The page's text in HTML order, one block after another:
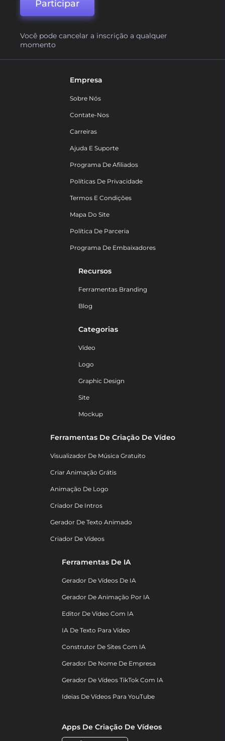
Participar
Você pode cancelar a inscrição a qualquer
momento
Empresa
Sobre Nós
Contate-Nos
Carreiras
Ajuda E Suporte
Programa De Afiliados
Políticas De Privacidade
Termos E Condições
Mapa Do Site
Política De Parceria
Programa De Embaixadores
Recursos
Ferramentas Branding
Blog
Categorias
Vídeo
Logo
Graphic Design
Site
Mockup
Ferramentas De Criação De Vídeo
Visualizador De Música Gratuito
Criar Animação Grátis
Animação De Logo
Criador De Intros
Gerador De Texto Animado
Criador De Vídeos
Ferramentas De IA
Gerador De Vídeos De IA
Gerador De Animação Por IA
Editor De Vídeo Com IA
IA De Texto Para Vídeo
Construtor De Sites Com IA
Gerador De Nome De Empresa
Gerador De Vídeos TikTok Com IA
Ideias De Vídeos Para YouTube
Apps De Criação De Vídeos